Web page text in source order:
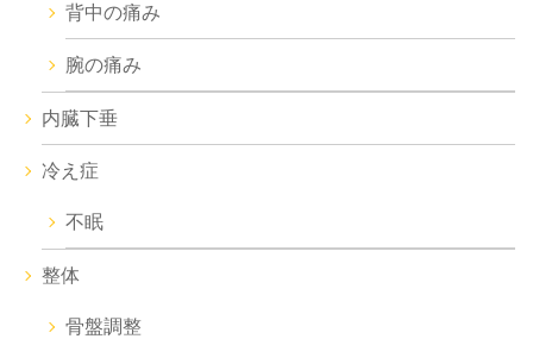
背中の痛み
腕の痛み
内臓下垂
冷え症
不眠
整体
骨盤調整